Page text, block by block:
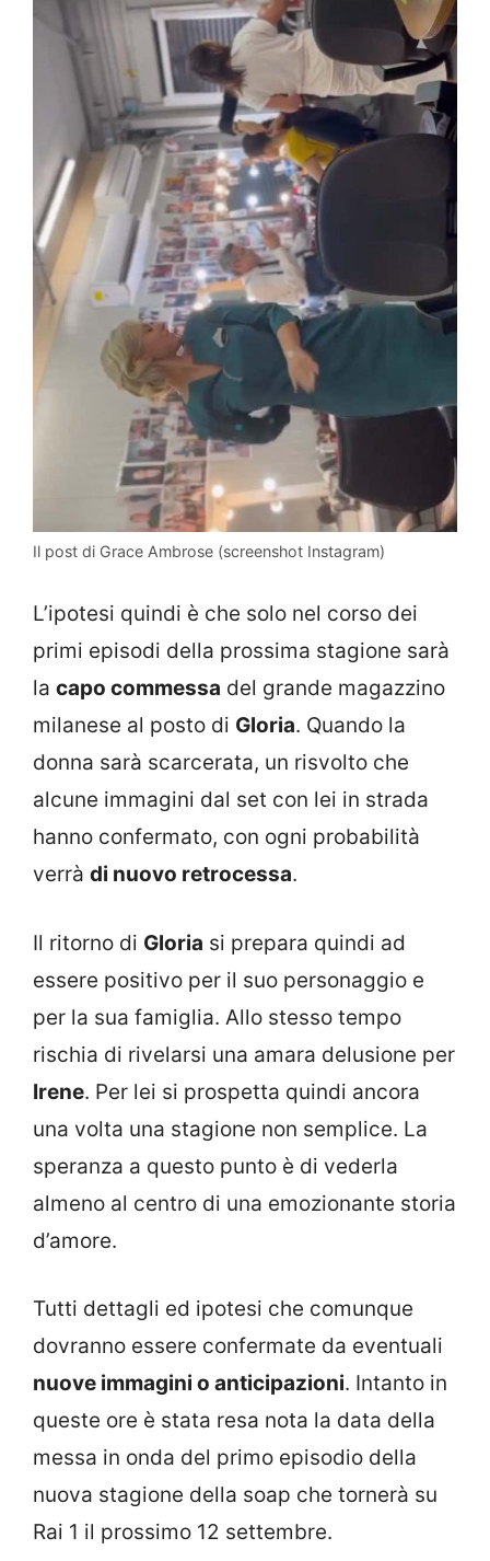
Il post di Grace Ambrose (screenshot Instagram)
L’ipotesi quindi è che solo nel corso dei
primi episodi della prossima stagione sarà
la capo commessa del grande magazzino
milanese al posto di Gloria. Quando la
donna sarà scarcerata, un risvolto che
alcune immagini dal set con lei in strada
hanno confermato, con ogni probabilità
verrà di nuovo retrocessa.
Il ritorno di Gloria si prepara quindi ad
essere positivo per il suo personaggio e
per la sua famiglia. Allo stesso tempo
rischia di rivelarsi una amara delusione per
Irene. Per lei si prospetta quindi ancora
una volta una stagione non semplice. La
speranza a questo punto è di vederla
almeno al centro di una emozionante storia
d’amore.
Tutti dettagli ed ipotesi che comunque
dovranno essere confermate da eventuali
nuove immagini o anticipazioni. Intanto in
queste ore è stata resa nota la data della
messa in onda del primo episodio della
nuova stagione della soap che tornerà su
Rai 1 il prossimo 12 settembre.